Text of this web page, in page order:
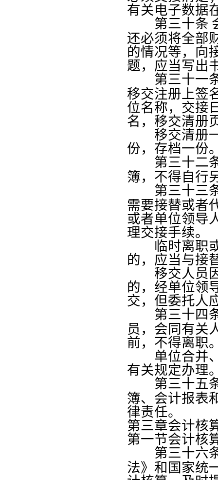
有关电子数据
第三十条
还必须将全部
的情况等，向
题，应当写出
第三十一
移交注册上签
位名称，交接
名，移交清册
移交清册一
份，存档一份
第三十二
簿，不得自行
第三十三
需要接替或者
或者单位领导
理交接手续。
临时离职或
的，应当与接
移交人员因
的，经单位领
交，但委托人
第三十四
员，会同有关
前，不得离职
单位合并、
有关规定办理
第三十五
簿、会计报表
律责任。
第三章会计核
第一节会计核
第三十六
法》和国家统